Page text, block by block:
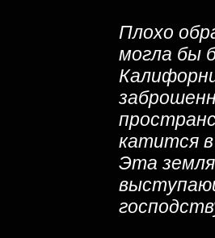
Плохо
могла бы
катится в
Эта